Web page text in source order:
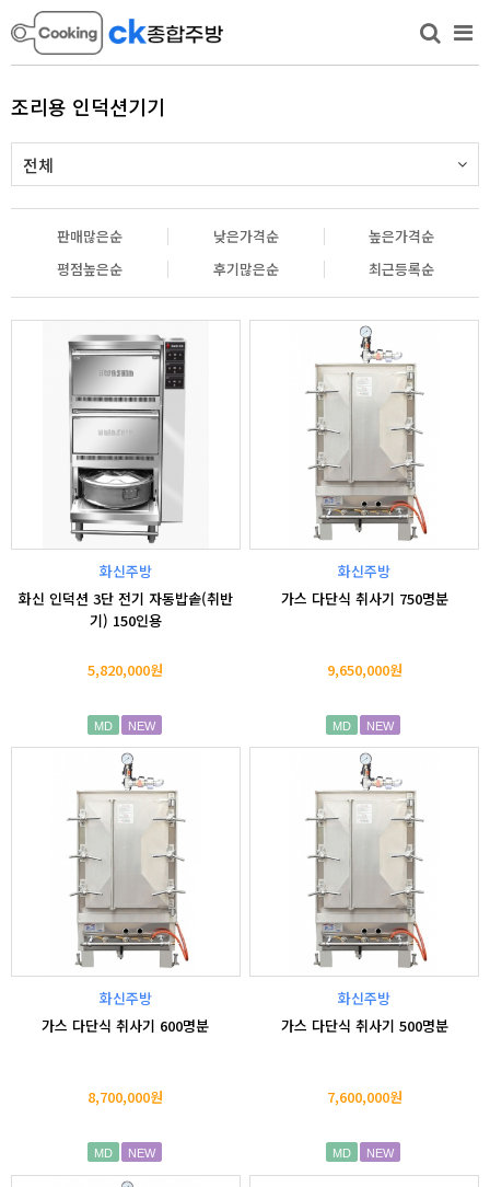
조리용 인덕션기기
전체
판매많은순 낮은가격순
높은가격순
평점높은순
후기많은순 최근등록순
화신주방
화신 인덕션 3단 전기 자동밥솥(취반
기) 150인용
5,820,000원
MD NEW
화신주방
가스 다단식 취사기 750명분
9,650,000원
MD NEW
화신주방
가스 다단식 취사기 600명분
8,700,000원
MD NEW
화신주방
가스 다단식 취사기 500명분
7,600,000원
MD NEW